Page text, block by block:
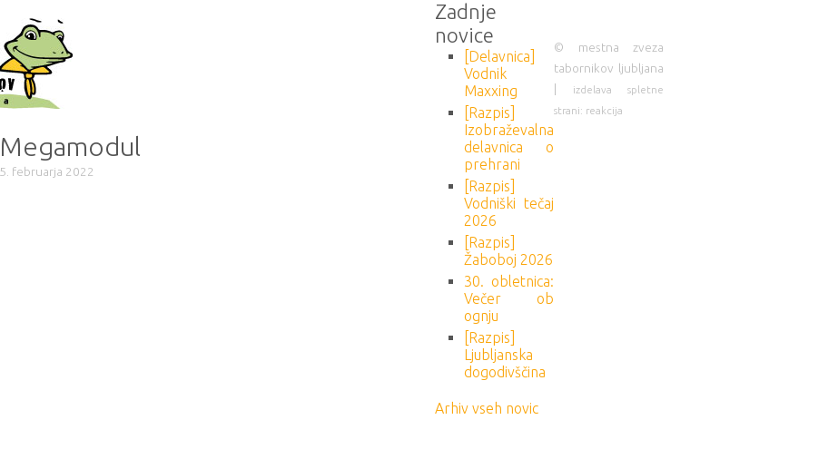
Megamodul
5. februarja 2022
Zadnje
novice
[Delavnica]
Vodnik
Maxxing
[Razpis]
Izobraževalna
delavnica o
prehrani
[Razpis]
Vodniški tečaj
2026
[Razpis]
Žaboboj 2026
30. obletnica:
Večer ob
ognju
[Razpis]
Ljubljanska
dogodivščina
Arhiv vseh novic
© mestna zveza
tabornikov ljubljana
izdelava spletne
strani: reakcija